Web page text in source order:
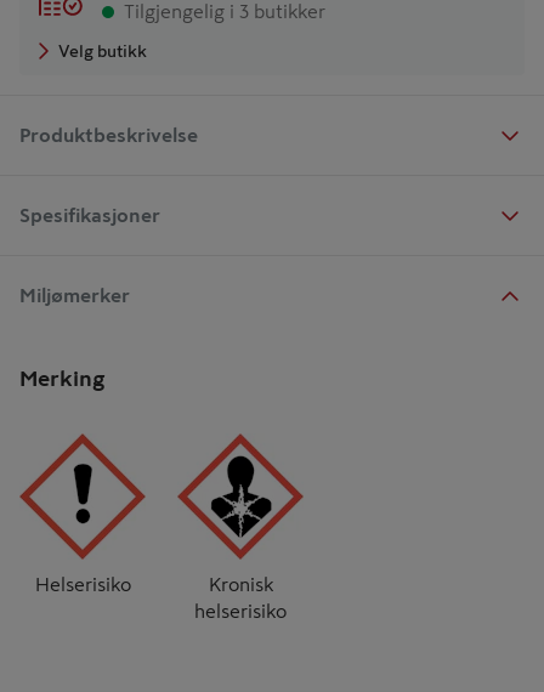
Tilgjengelig i 3 butikker
Velg butikk
Produktbeskrivelse
Spesifikasjoner
Miljømerker
Merking
Helserisiko
Kronisk
helserisiko